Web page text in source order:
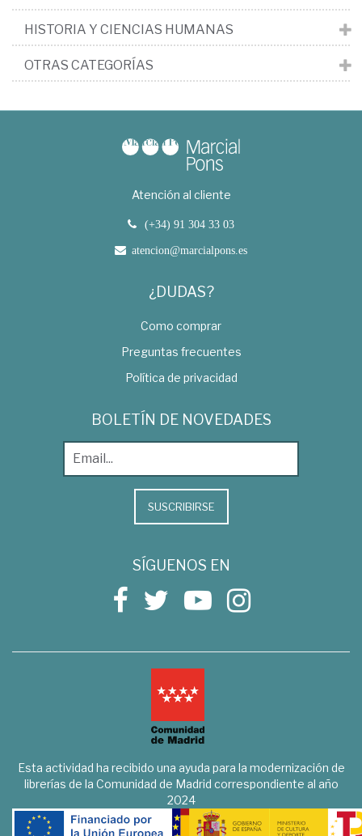
HISTORIA Y CIENCIAS HUMANAS
OTRAS CATEGORÍAS
Atención al cliente
(+34) 91 304 33 03
atencion@marcialpons.es
¿DUDAS?
Como comprar
Preguntas frecuentes
Política de privacidad
BOLETÍN DE NOVEDADES
SUSCRIBIRSE
SÍGUENOS EN
Esta actividad ha recibido una ayuda para la modernización de
librerías de la Comunidad de Madrid correspondiente al año
2024